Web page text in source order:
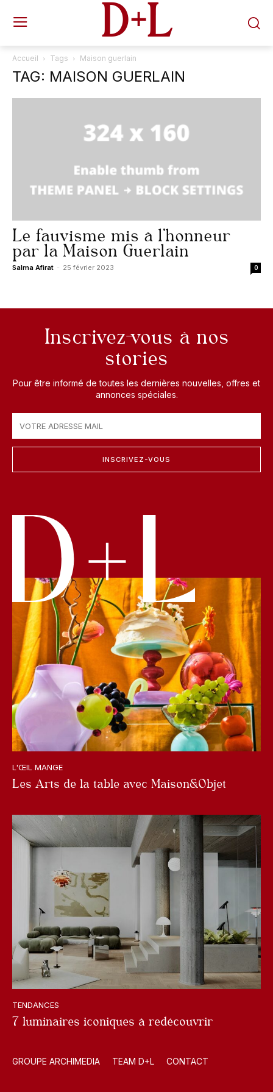
D+L
Accueil Tags Maison guerlain
TAG: MAISON GUERLAIN
Le fauvisme mis à l’honneur
par la Maison Guerlain
Salma Afirat - 25 février 2023 0
Inscrivez-vous à nos
stories
Pour être informé de toutes les dernières nouvelles, offres et
annonces spéciales.
INSCRIVEZ-VOUS
L'ŒIL MANGE
Les Arts de la table avec Maison&Objet
TENDANCES
7 luminaires iconiques à redécouvrir
GROUPE ARCHIMEDIA TEAM D+L CONTACT